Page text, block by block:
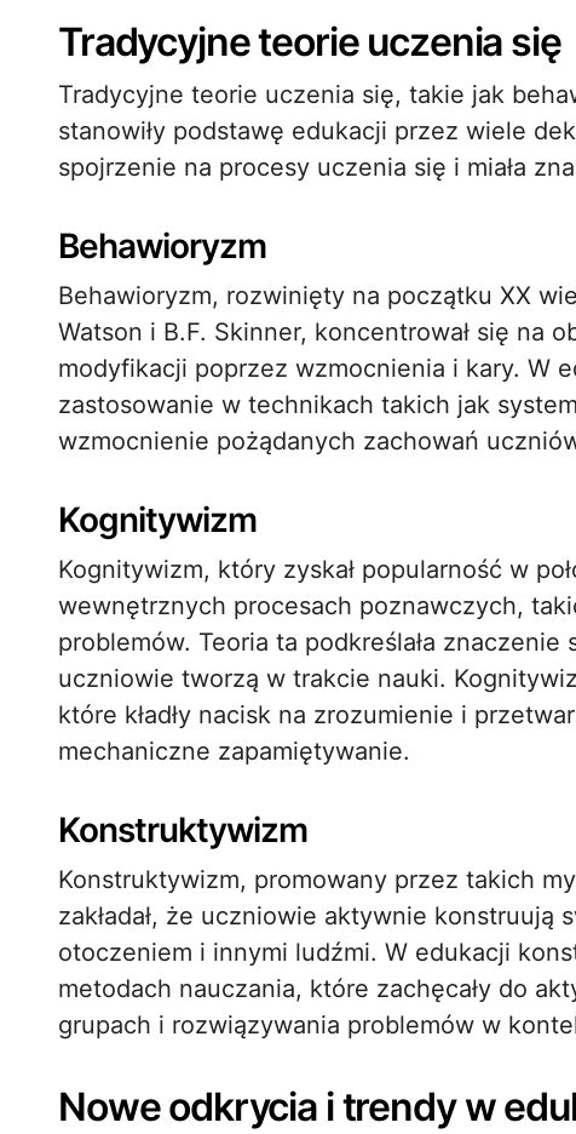
Tradycyjne teorie uczenia się
Tradycyjne teorie uczenia się, takie jak
stanowiły podstawę edukacji przez wiele
spojrzenie na procesy uczenia się i miała
Behawioryzm
Behawioryzm, rozwinięty na początku XX
Watson i B.F. Skinner, koncentrował się na
modyfikacji poprzez wzmocnienia i kary. W
zastosowanie w technikach takich jak
wzmocnienie pożądanych zachowań
Kognitywizm
Kognitywizm, który zyskał popularność w
wewnętrznych procesach poznawczych,
problemów. Teoria ta podkreślała
uczniowie tworzą w trakcie nauki.
które kładły nacisk na zrozumienie i
mechaniczne zapamiętywanie.
Konstruktywizm
Konstruktywizm, promowany przez takich
zakładał, że uczniowie aktywnie
otoczeniem i innymi ludźmi. W edukacji
metodach nauczania, które zachęcały do
grupach i rozwiązywania problemów w
Nowe odkrycia i trendy w